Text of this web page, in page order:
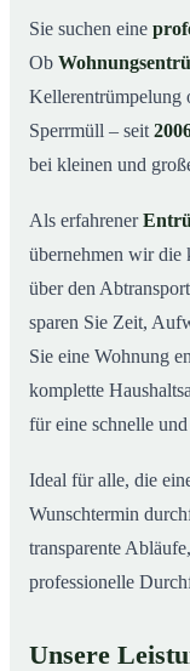
03Was kostet
04Warum Mr.
05Typische
08Entrümpelung
Sie suchen eine
Ob
Kellerentrümpelung
Sperrmüll – seit
bei kleinen und
Als erfahrener
übernehmen wir die
über den
sparen Sie Zeit,
Sie eine Wohnung
komplette
für eine schnelle
Ideal für alle, die
Wunschtermin
transparente
professionelle
Unsere